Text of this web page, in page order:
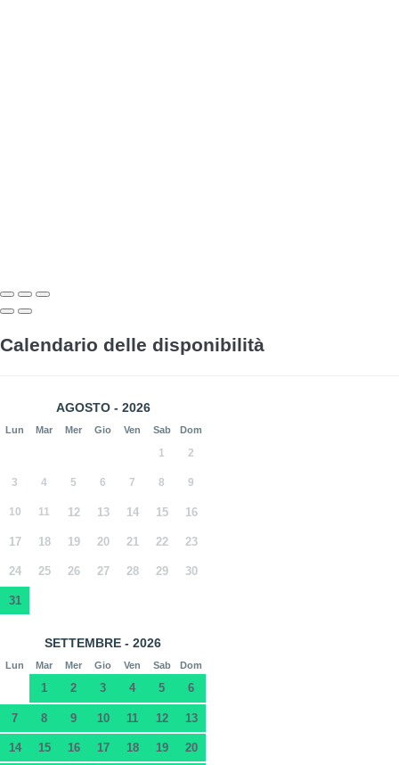
Calendario delle disponibilità
AGOSTO - 2026
Lun Mar Mer Gio Ven Sab Dom
1 2
3 4 5 6 7 8 9
10 11 12 13 14 15 16
17 18 19 20 21 22 23
24 25 26 27 28 29 30
31
SETTEMBRE - 2026
Lun Mar Mer Gio Ven Sab Dom
1 2 3 4 5 6
7 8 9 10 11 12 13
14 15 16 17 18 19 20